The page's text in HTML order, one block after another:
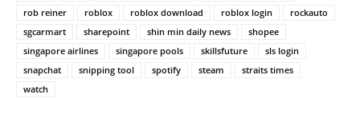
rob reiner
roblox roblox download roblox login
rockauto
sgcarmart
sharepoint shin min daily news
shopee
singapore airlines
singapore pools skillsfuture
sls login
snapchat
snipping tool spotify steam
straits times
watch